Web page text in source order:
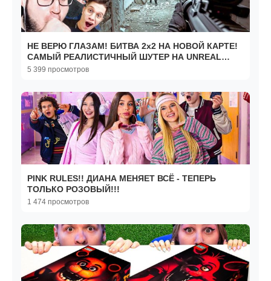
НЕ ВЕРЮ ГЛАЗАМ! БИТВА 2x2 НА НОВОЙ КАРТЕ!
САМЫЙ РЕАЛИСТИЧНЫЙ ШУТЕР НА UNREAL
ENGINE 5! (BODYCAM)
5 399 просмотров
PINK RULES!! ДИАНА МЕНЯЕТ ВСЁ - ТЕПЕРЬ
ТОЛЬКО РОЗОВЫЙ!!!
1 474 просмотров